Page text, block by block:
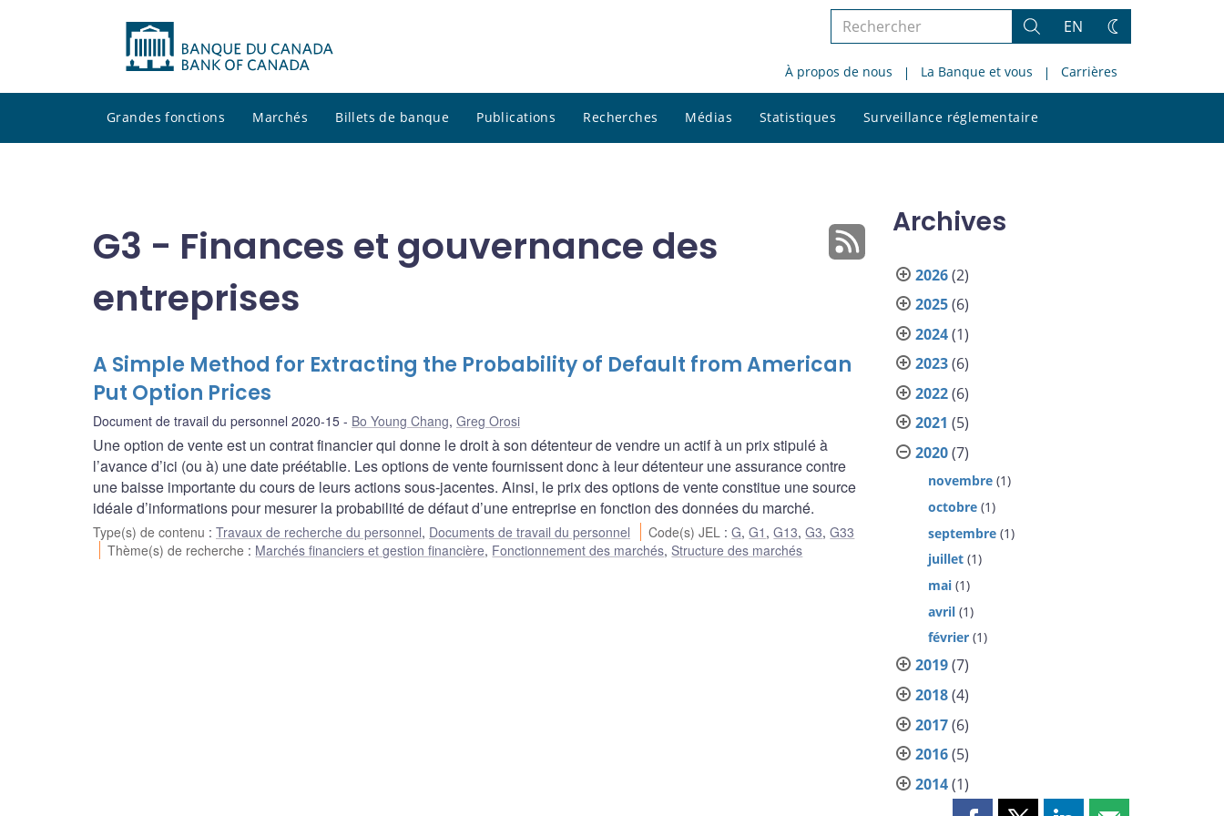
Rechercher
le
site
Rechercher
EN
Changez
thème
À propos de nous La Banque et vous Carrières
Grandes fonctions Marchés Billets de banque Publications Recherches Médias Statistiques Surveillance réglementaire
le
G3 - Finances et gouvernance des
entreprises
A Simple Method for Extracting the Probability of Default from American
Put Option Prices
Document de travail du personnel 2020-15 Bo Young Chang, Greg Orosi
Une option de vente est un contrat financier qui donne le droit à son détenteur de vendre un actif à un prix stipulé à
l’avance d’ici (ou à) une date préétablie. Les options de vente fournissent donc à leur détenteur une assurance contre
une baisse importante du cours de leurs actions sous-jacentes. Ainsi, le prix des options de vente constitue une source
idéale d’informations pour mesurer la probabilité de défaut d’une entreprise en fonction des données du marché.
Type(s) de contenu : Travaux de recherche du personnel, Documents de travail du personnel Code(s) JEL :G,G1 ,G13,G3,G33
Thème(s) de recherche : Marchés financiers et gestion financière, Fonctionnement des marchés, Structure des marchés
Archives
2026(2)
2025(6)
2024(1)
2023(6)
2022(6)
2021 (5)
2020(7)
novembre (1)
octobre (1)
septembre (1)
juillet (1)
mai (1)
avril (1)
février (1)
2019(7)
2018(4)
2017(6)
2016(5)
2014(1)